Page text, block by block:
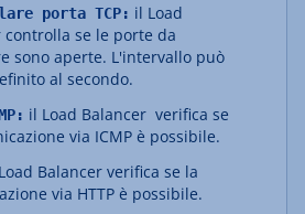
porta TCP: il Load
controlla se le porte da
sono aperte. L'intervallo può
al secondo.
il Load Balancer verifica se
via ICMP è possibile.
Balancer verifica se la
via HTTP è possibile.